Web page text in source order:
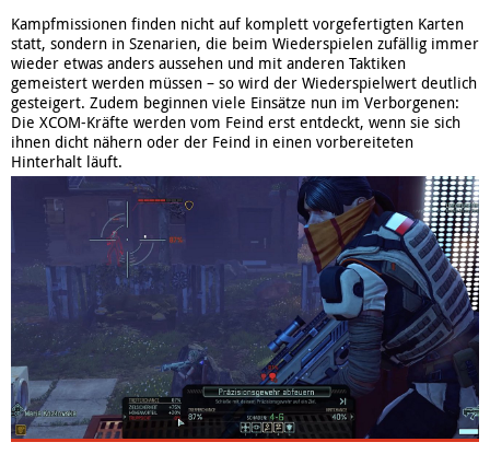
Kampfmissionen finden nicht auf komplett vorgefertigten Karten
statt, sondern in Szenarien, die beim Wiederspielen zufällig immer
wieder etwas anders aussehen und mit anderen Taktiken
gemeistert werden müssen – so wird der Wiederspielwert deutlich
gesteigert. Zudem beginnen viele Einsätze nun im Verborgenen:
Die XCOM-Kräfte werden vom Feind erst entdeckt, wenn sie sich
ihnen dicht nähern oder der Feind in einen vorbereiteten
Hinterhalt läuft.